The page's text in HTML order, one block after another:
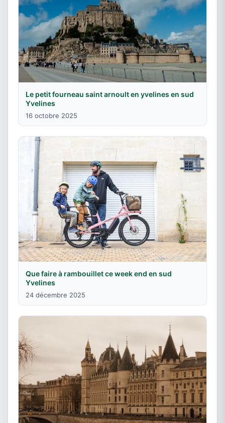
Le petit fourneau saint arnoult en yvelines en sud
Yvelines
16 octobre 2025
Que faire à rambouillet ce week end en sud
Yvelines
24 décembre 2025